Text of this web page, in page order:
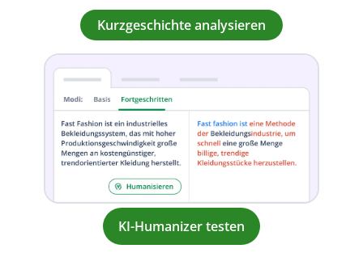
Kurzgeschichte analysieren
KI-Humanizer testen